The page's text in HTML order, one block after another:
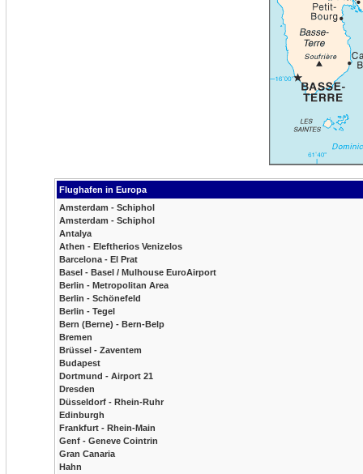
Flughafen in Europa
Amsterdam - Schiphol
Amsterdam - Schiphol
Antalya
Athen - Eleftherios Venizelos
Barcelona - El Prat
Basel - Basel / Mulhouse EuroAirport
Berlin - Metropolitan Area
Berlin - Schönefeld
Berlin - Tegel
Bern (Berne) - Bern-Belp
Bremen
Brüssel - Zaventem
Budapest
Dortmund - Airport 21
Dresden
Düsseldorf - Rhein-Ruhr
Edinburgh
Frankfurt - Rhein-Main
Genf - Geneve Cointrin
Gran Canaria
Hahn